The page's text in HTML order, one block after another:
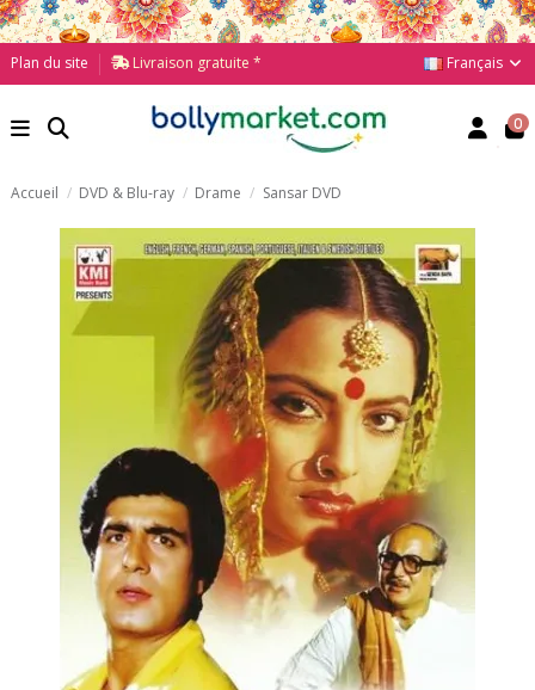
Plan du site Livraison gratuite * Français
0
Accueil DVD & Blu-ray Drame Sansar DVD